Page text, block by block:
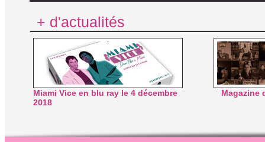
+ d'actualités
Miami Vice en blu ray le 4 décembre
2018
Magazine